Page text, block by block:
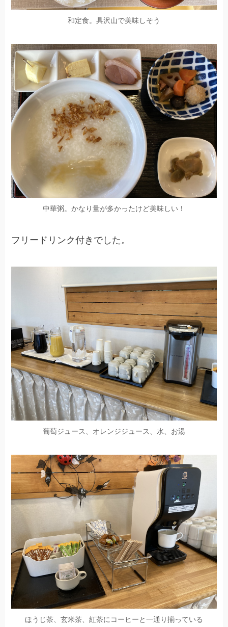
和定食。具沢山で美味しそう
中華粥。かなり量が多かったけど美味しい！
フリードリンク付きでした。
葡萄ジュース、オレンジジュース、水、お湯
ほうじ茶、玄米茶、紅茶にコーヒーと一通り揃っている